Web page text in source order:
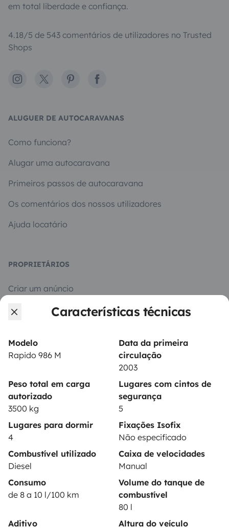
Características técnicas
Modelo
Rapido 986 M
Data da primeira
circulação
2003
Peso total em carga
autorizado
3500 kg
Lugares com cintos de
segurança
5
Lugares para dormir
4
Fixações Isofix
Não especificado
Combustível utilizado
Diesel
Caixa de velocidades
Manual
Consumo
de 8 a 10 l/100 km
Volume do tanque de
combustível
80 l
Aditivo
Altura do veículo
em total liberdade e confiança.
4.18/5 de 543 comentários de utilizadores no Trusted
Shops
Instagram
X PinterestFacebook
ALUGUER DE AUTOCARAVANAS
Como funciona?
Alugar uma autocaravana
Primeiros passos de autocaravana
Os comentários dos nossos utilizadores
Ajuda locatário
PROPRIETÁRIOS
Criar um anúncio
Contrato de aluguer
Assistências de aluguer
Modos de pagamento seguros
Pagamento em prestações
Descarregar na
Disponível na
Google Play